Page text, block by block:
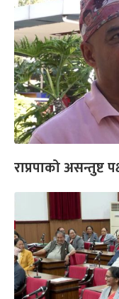
राप्रपाको असन्तुष्ट